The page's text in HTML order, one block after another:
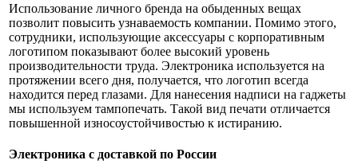
Использование личного бренда на обыденных вещах
позволит повысить узнаваемость компании. Помимо этого,
сотрудники, использующие аксессуары с корпоративным
логотипом показывают более высокий уровень
производительности труда. Электроника используется на
протяжении всего дня, получается, что логотип всегда
находится перед глазами. Для нанесения надписи на гаджеты
мы используем тампопечать. Такой вид печати отличается
повышенной износоустойчивостью к истиранию.
Электроника с доставкой по России